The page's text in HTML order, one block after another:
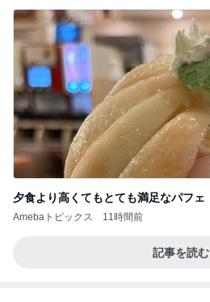
夕食より高くてもとても満足なパフェ
Amebaトピックス 11時間前
記事を読む